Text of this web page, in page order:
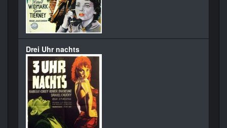
Drei Uhr nachts